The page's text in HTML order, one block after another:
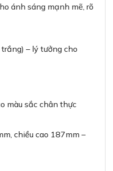
ánh sáng mạnh mẽ, rõ
– lý tưởng cho
màu sắc chân thực
chiều cao 187mm –